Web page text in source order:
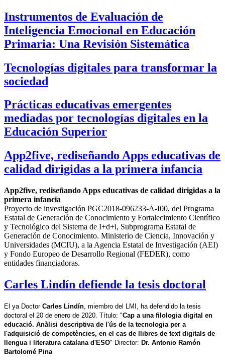
Instrumentos de Evaluación de
Inteligencia Emocional en Educación
Primaria: Una Revisión Sistemática
Tecnologías digitales para transformar la
sociedad
Prácticas educativas emergentes
mediadas por tecnologías digitales en la
Educación Superior
App2five, rediseñando Apps educativas de
calidad dirigidas a la primera infancia
App2five, rediseñando Apps educativas de calidad dirigidas a la
primera infancia
Proyecto de investigación PGC2018-096233-A-I00, del Programa
Estatal de Generación de Conocimiento y Fortalecimiento Científico
y Tecnológico del Sistema de I+d+i, Subprograma Estatal de
Generación de Conocimiento. Ministerio de Ciencia, Innovación y
Universidades (MCIU), a la Agencia Estatal de Investigación (AEI)
y Fondo Europeo de Desarrollo Regional (FEDER), como
entidades financiadoras.
Carles Lindín defiende la tesis doctoral
El ya Doctor Carles Lindín, miembro del LMI, ha defendido la tesis
doctoral el 20 de enero de 2020. Título: "Cap a una filologia digital en
educació. Anàlisi descriptiva de l'ús de la tecnologia per a
l'adquisició de competències, en el cas de llibres de text digitals de
llengua i literatura catalana d'ESO" Director: Dr. Antonio Ramón
Bartolomé Pina